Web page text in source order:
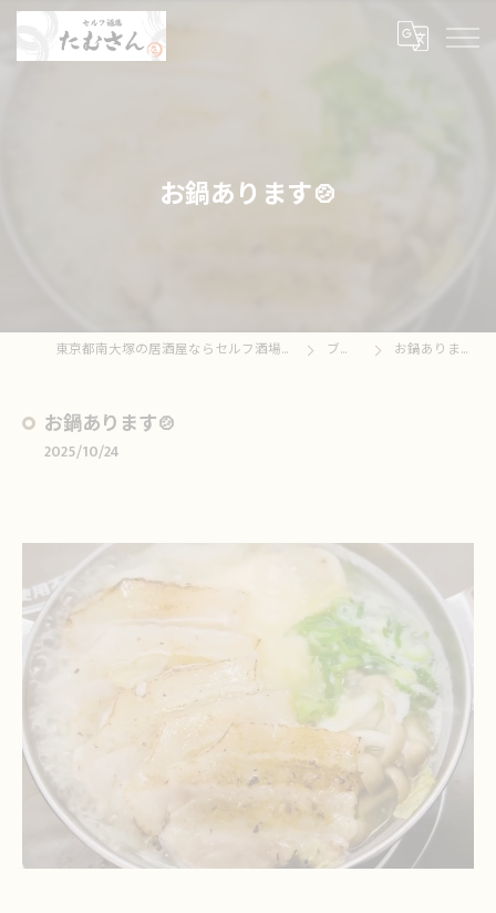
お鍋あります🍲
東京都南大塚の居酒屋ならセルフ酒場たむさん ブログ お鍋あります🍲
お鍋あります🍲
2025/10/24